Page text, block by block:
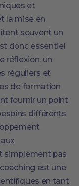
et
la mise en
souvent un
donc essentiel
réflexion, un
réguliers et
de formation
fournir un point
différents
simplement pas
est une
en tant